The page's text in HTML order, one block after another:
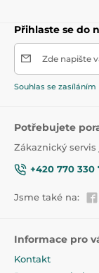
Přihlaste se do
Zde napište
Souhlas se
Potřebujete
Zákaznický
+420 770 330
Jsme také na:
Informace pro
Kontakt